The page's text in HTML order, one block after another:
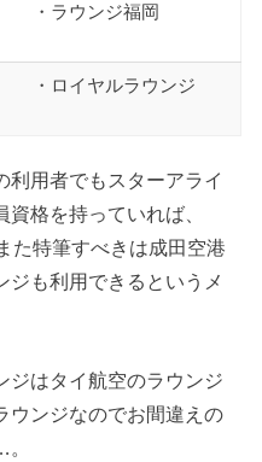
・ラウンジ福岡
・ロイヤルラウンジ
利用者でもスターアライ
格を持っていれば、
た特筆すべきは成田空港
ジも利用できるというメ
ジはタイ航空のラウンジ
ウンジなのでお間違えの